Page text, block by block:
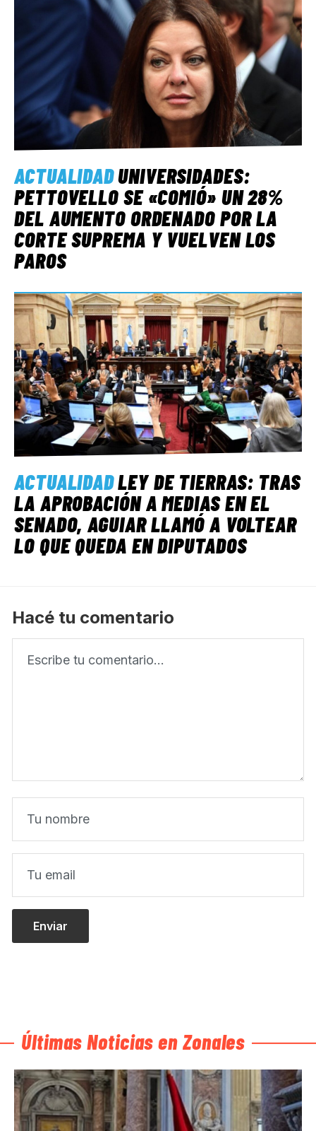
ACTUALIDADUNIVERSIDADES:
PETTOVELLO SE «COMIÓ» UN 28%
DEL AUMENTO ORDENADO POR LA
CORTE SUPREMA Y VUELVEN LOS
PAROS
ACTUALIDADLEY DE TIERRAS: TRAS
LA APROBACIÓN A MEDIAS EN EL
SENADO, AGUIAR LLAMÓ A VOLTEAR
LO QUE QUEDA EN DIPUTADOS
Hacé tu comentario
Últimas Noticias en Zonales